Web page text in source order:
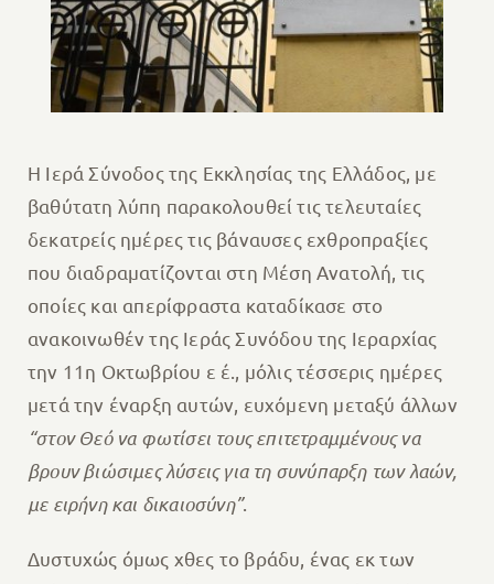
Η Ιερά Σύνοδος της Εκκλησίας της Ελλάδος, με
βαθύτατη λύπη παρακολουθεί τις τελευταίες
δεκατρείς ημέρες τις βάναυσες εχθροπραξίες
που διαδραματίζονται στη Μέση Ανατολή, τις
οποίες και απερίφραστα καταδίκασε στο
ανακοινωθέν της Ιεράς Συνόδου της Ιεραρχίας
την 11η Οκτωβρίου ε έ., μόλις τέσσερις ημέρες
μετά την έναρξη αυτών, ευχόμενη μεταξύ άλλων
“στον Θεό να φωτίσει τους επιτετραμμένους να
βρουν βιώσιμες λύσεις για τη συνύπαρξη των λαών,
με ειρήνη και δικαιοσύνη”.
Δυστυχώς όμως χθες το βράδυ, ένας εκ των